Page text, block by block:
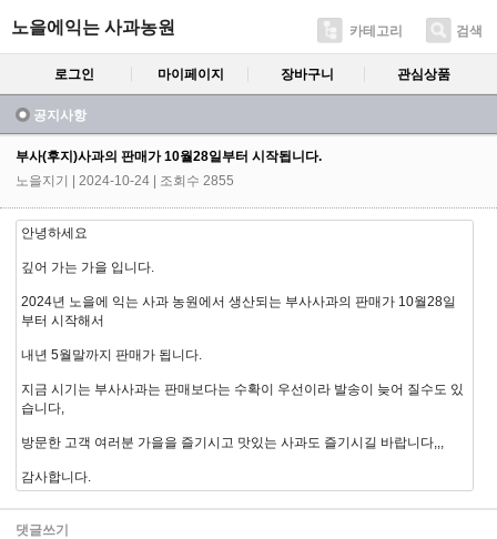
노을에익는 사과농원 카테고리 검색
로그인 마이페이지 장바구니 관심상품
공지사항
부사(후지)사과의 판매가 10월28일부터 시작됩니다.
노을지기 | 2024-10-24 | 조회수 2855
안녕하세요
깊어 가는 가을 입니다.
2024년 노을에 익는 사과 농원에서 생산되는 부사사과의 판매가 10월28일
부터 시작해서
내년 5월말까지 판매가 됩니다.
지금 시기는 부사사과는 판매보다는 수확이 우선이라 발송이 늦어 질수도 있
습니다,
방문한 고객 여러분 가을을 즐기시고 맛있는 사과도 즐기시길 바랍니다,,,
감사합니다.
댓글쓰기